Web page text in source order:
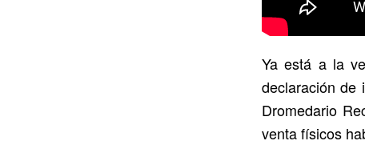
Ya está a la
declaración de
Dromedario
venta físicos